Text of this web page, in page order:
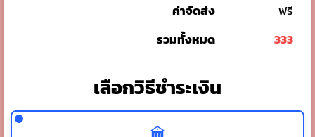
ค่าจัดส่ง
ฟรี
รวมทั้งหมด
333
เลือกวิธีชำระเงิน